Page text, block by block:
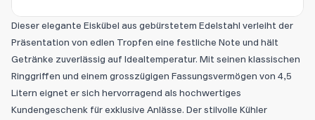
Dieser elegante Eiskübel aus gebürstetem Edelstahl verleiht der
Präsentation von edlen Tropfen eine festliche Note und hält
Getränke zuverlässig auf Idealtemperatur. Mit seinen klassischen
Ringgriffen und einem grosszügigen Fassungsvermögen von 4,5
Litern eignet er sich hervorragend als hochwertiges
Kundengeschenk für exklusive Anlässe. Der stilvolle Kühler